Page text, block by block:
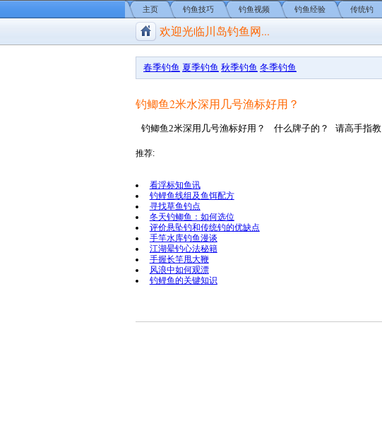
欢迎光临川岛钓鱼网...
主页 钓鱼技巧 钓鱼视频 钓鱼经验 传统钓
春季钓鱼 夏季钓鱼 秋季钓鱼 冬季钓鱼
钓鲫鱼2米水深用几号渔标好用？
钓鲫鱼2米深用几号渔标好用？ 什么牌子的？ 请高手指教
推荐:
看浮标知鱼讯
钓鲤鱼线组及鱼饵配方
寻找草鱼钓点
冬天钓鲫鱼：如何选位
评价悬坠钓和传统钓的优缺点
手竿水库钓鱼漫谈
江湖晕钓心法秘籍
手握长竿甩大鞭
风浪中如何观漂
钓鲤鱼的关键知识